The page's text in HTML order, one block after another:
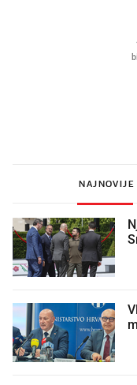
NAJNOVIJE